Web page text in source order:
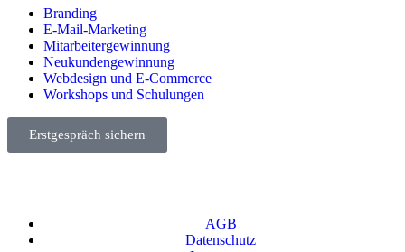
Branding
E-Mail-Marketing
Mitarbeitergewinnung
Neukundengewinnung
Webdesign und E-Commerce
Workshops und Schulungen
Erstgespräch sichern
AGB
Datenschutz